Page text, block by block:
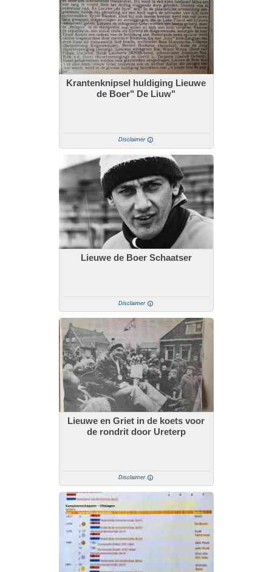
Krantenknipsel huldiging Lieuwe
de Boer" De Liuw"
Disclaimer
Lieuwe de Boer Schaatser
Disclaimer
Lieuwe en Griet in de koets voor
de rondrit door Ureterp
Disclaimer